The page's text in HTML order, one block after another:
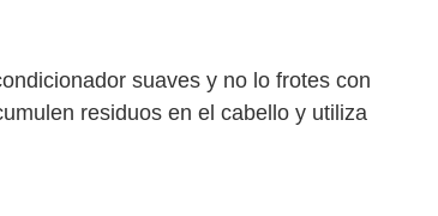
suaves y no lo frotes con
residuos en el cabello y utiliza